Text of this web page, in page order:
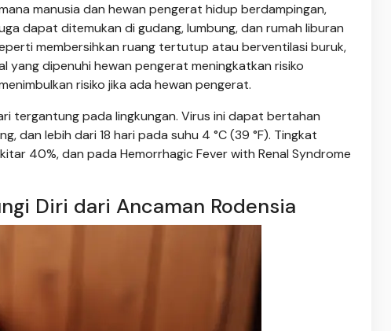
manusia dan hewan pengerat hidup berdampingan,
dapat ditemukan di gudang, lumbung, dan rumah liburan
membersihkan ruang tertutup atau berventilasi buruk,
dipenuhi hewan pengerat meningkatkan risiko
risiko jika ada hewan pengerat.
tergantung pada lingkungan. Virus ini dapat bertahan
dan lebih dari 18 hari pada suhu 4 °C (39 °F). Tingkat
40%, dan pada Hemorrhagic Fever with Renal Syndrome
Diri dari Ancaman Rodensia